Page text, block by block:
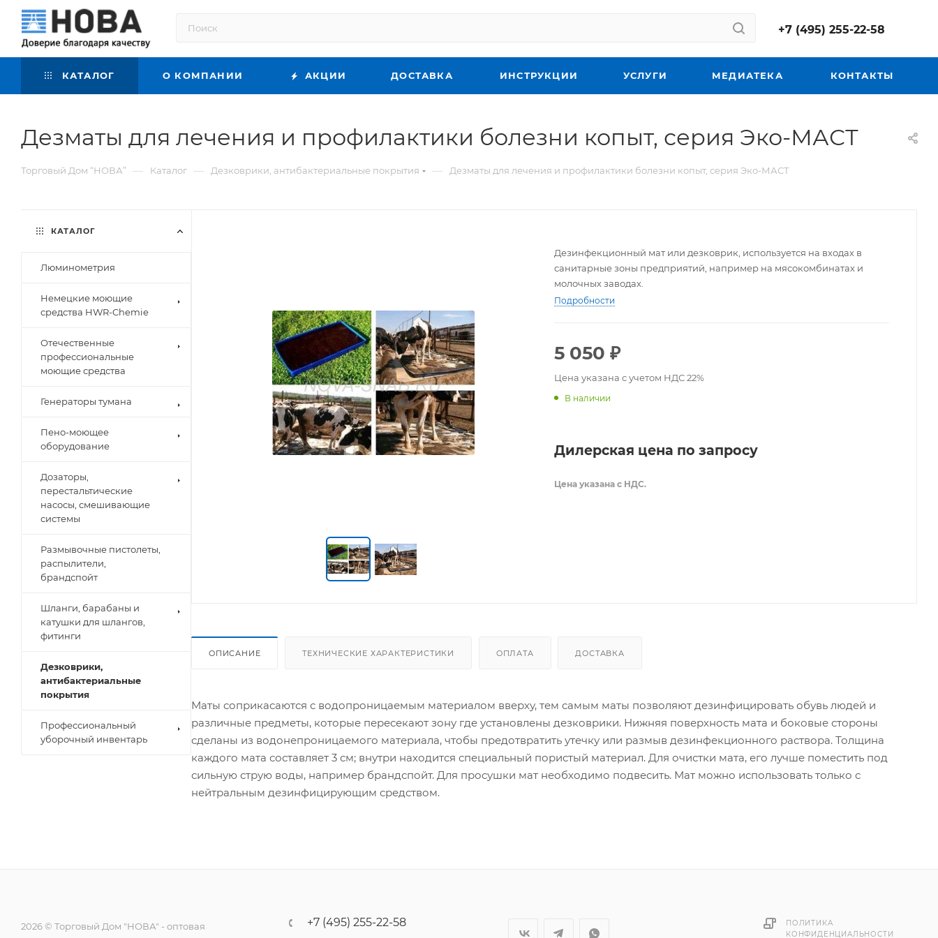
+7 (495) 255-22-58
КАТАЛОГ О КОМПАНИИ АКЦИИ ДОСТАВКА ИНСТРУКЦИИ УСЛУГИ МЕДИАТЕКА КОНТАКТЫ
Дезматы для лечения и профилактики болезни копыт, серия Эко-МАСТ
Торговый Дом “НОВА” — Каталог — Дезковрики, антибактериальные покрытия — Дезматы для лечения и профилактики болезни копыт, серия Эко-МАСТ
Дезинфекционный мат или дезковрик, используется на входах в
санитарные зоны предприятий, например на мясокомбинатах и
молочных заводах.
Подробности
5 050 ₽
Цена указана с учетом НДС 22%
В наличии
Дилерская цена по запросу
Цена указана с НДС.
ОПИСАНИЕ ТЕХНИЧЕСКИЕ ХАРАКТЕРИСТИКИ ОПЛАТА ДОСТАВКА
Маты соприкасаются с водопроницаемым материалом вверху, тем самым маты позволяют дезинфицировать обувь людей и
различные предметы, которые пересекают зону где установлены дезковрики. Нижняя поверхность мата и боковые стороны
сделаны из водонепроницаемого материала, чтобы предотвратить утечку или размыв дезинфекционного раствора. Толщина
каждого мата составляет 3 см; внутри находится специальный пористый материал. Для очистки мата, его лучше поместить под
сильную струю воды, например брандспойт. Для просушки мат необходимо подвесить. Мат можно использовать только с
нейтральным дезинфицирующим средством.
КАТАЛОГ
Люминометрия
Немецкие моющие
средства HWR-Chemie
Отечественные
профессиональные
моющие средства
Генераторы тумана
Пено-моющее
оборудование
Дозаторы,
перестальтические
насосы, смешивающие
системы
Размывочные пистолеты,
распылители,
брандспойт
Шланги, барабаны и
катушки для шлангов,
фитинги
Дезковрики,
антибактериальные
покрытия
Профессиональный
уборочный инвентарь
2026 © Торговый Дом "НОВА" - оптовая
+7 (495) 255-22-58
ПОЛИТИКА
КОНФИДЕНЦИАЛЬНОСТИ